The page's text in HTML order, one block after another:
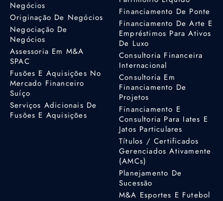
Negócios
Originação De Negócios
Negociação De
Negócios
Assessoria Em M&A
SPAC
Fusões E Aquisições No
Mercado Financeiro
Suíço
Serviços Adicionais De
Fusões E Aquisições
Financiamento De Ponte
Financiamento De Arte E
Empréstimos Para Ativos
De Luxo
Consultoria Financeira
Internacional
Consultoria Em
Financiamento De
Projetos
Financiamento E
Consultoria Para Iates E
Jatos Particulares
Títulos / Certificados
Gerenciados Ativamente
(AMCs)
Planejamento De
Sucessão
M&A Esportes E Futebol